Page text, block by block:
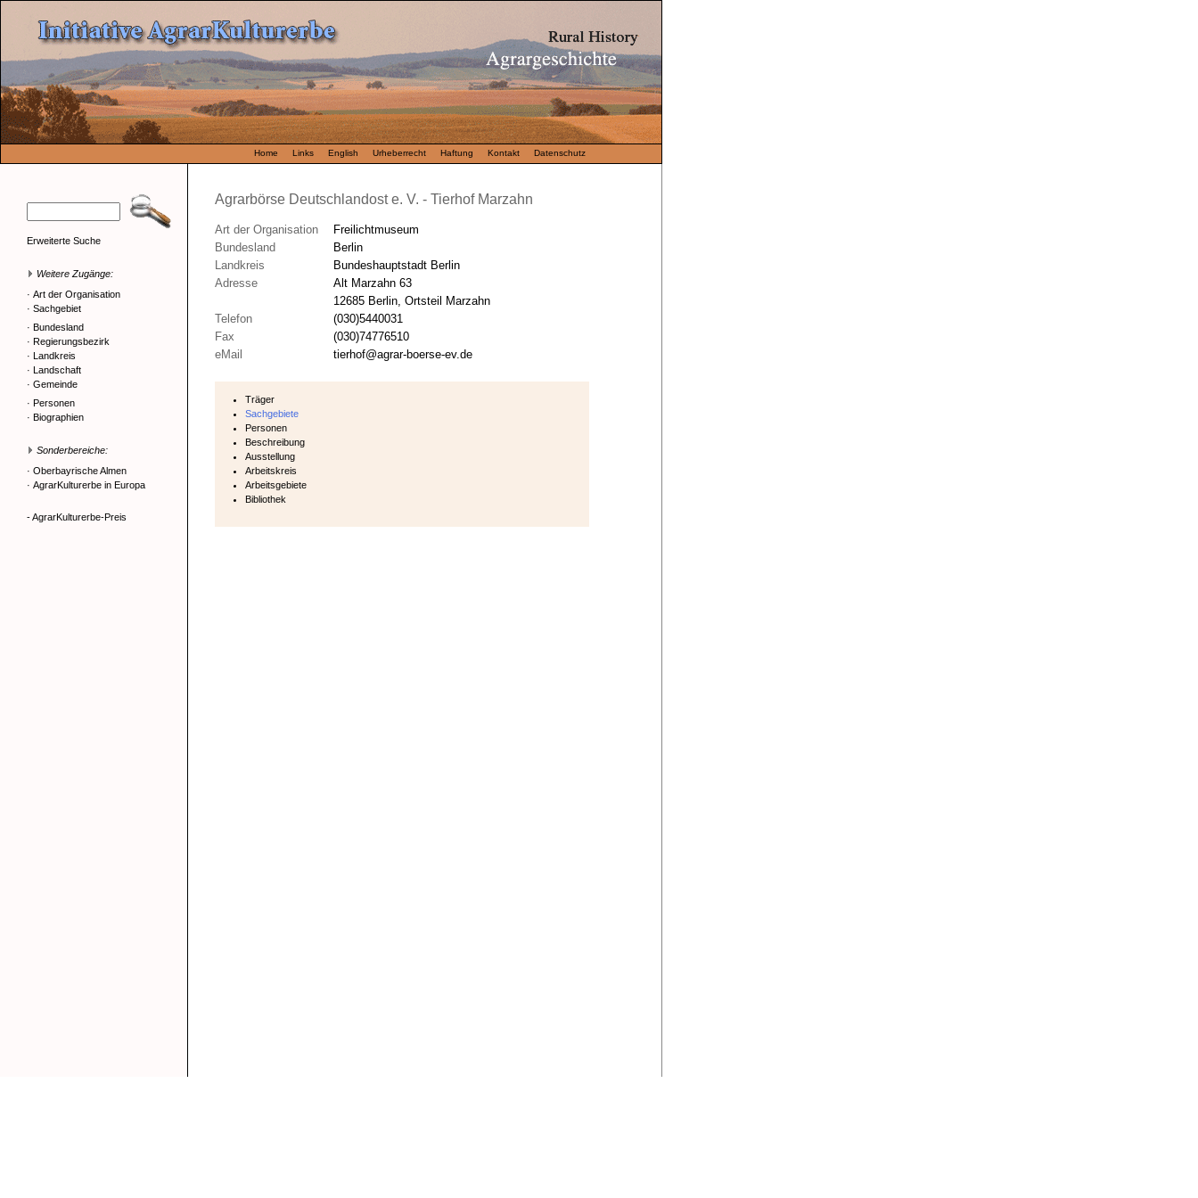
Home Links English Urheberrecht Haftung Kontakt Datenschutz
Erweiterte Suche
Weitere Zugänge:
· Art der Organisation
· Sachgebiet
· Bundesland
· Regierungsbezirk
· Landkreis
· Landschaft
· Gemeinde
· Personen
· Biographien
Sonderbereiche:
· Oberbayrische Almen
· AgrarKulturerbe in Europa
- AgrarKulturerbe-Preis
Agrarbörse Deutschlandost e. V. - Tierhof Marzahn
Art der Organisation
Freilichtmuseum
Bundesland
Berlin
Landkreis
Bundeshauptstadt Berlin
Adresse
Alt Marzahn 63
12685 Berlin, Ortsteil Marzahn
Telefon
(030)5440031
Fax
(030)74776510
eMail
tierhof@agrar-boerse-ev.de
Träger
Sachgebiete
Personen
Beschreibung
Ausstellung
Arbeitskreis
Arbeitsgebiete
Bibliothek